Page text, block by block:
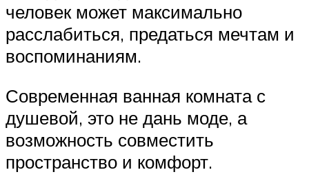
человек может максимально
расслабиться, предаться мечтам и
воспоминаниям.
Современная ванная комната с
душевой, это не дань моде, а
возможность совместить
пространство и комфорт.